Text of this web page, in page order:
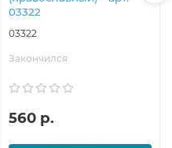
03322
03322
Закончился
560 р.